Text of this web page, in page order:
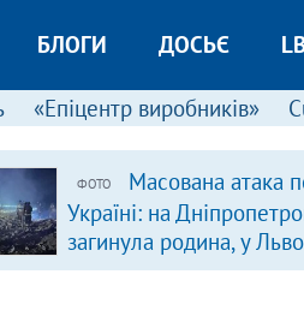
БЛОГИ ДОСЬЄ
«Епіцентр виробників»
ФОТО
Масована атака
Україні: на
загинула родина, у
удар по